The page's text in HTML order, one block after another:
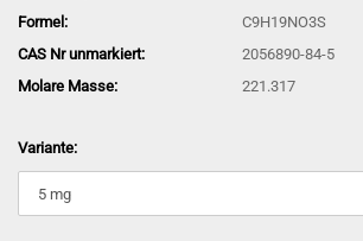
Formel:
C9H19NO3S
CAS Nr unmarkiert:
2056890-84-5
Molare Masse:
221.317
Variante: